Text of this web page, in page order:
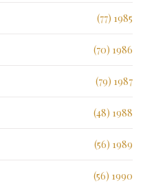
1985 (77)
1986 (70)
1987 (79)
1988 (48)
1989 (56)
1990 (56)